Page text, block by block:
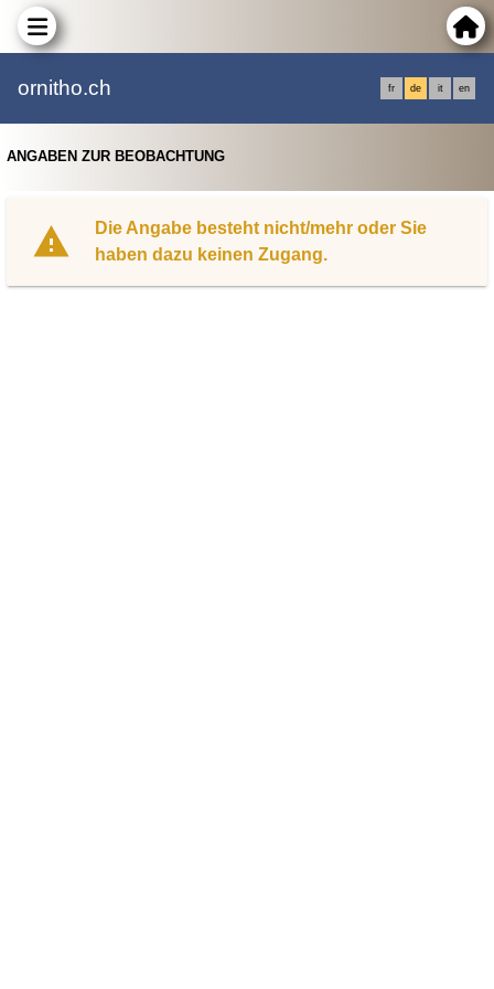
ornitho.ch fr de it en
ANGABEN ZUR BEOBACHTUNG
Die Angabe besteht nicht/mehr oder Sie
haben dazu keinen Zugang.